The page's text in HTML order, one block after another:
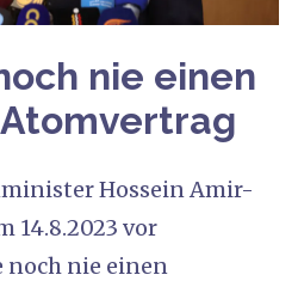
nie einen
Hossein Amir-
14.8.2023 vor
noch nie einen